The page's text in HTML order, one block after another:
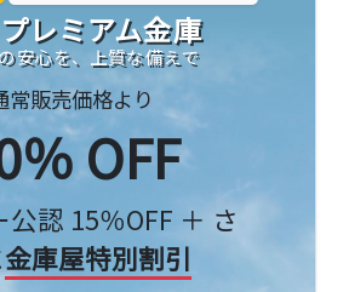
レミアム金庫
安心を、上質な備えで
常販売価格より
％ OFF
認 15％OFF ＋ さ
金庫屋特別割引